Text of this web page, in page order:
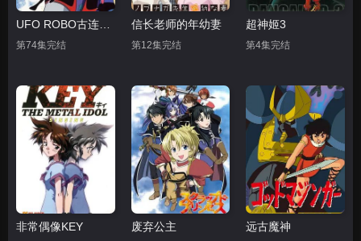
第74集完结
信长老师的年幼妻
第12集完结
超神姬3
第4集完结
非常偶像KEY 废弃公主 远古魔神